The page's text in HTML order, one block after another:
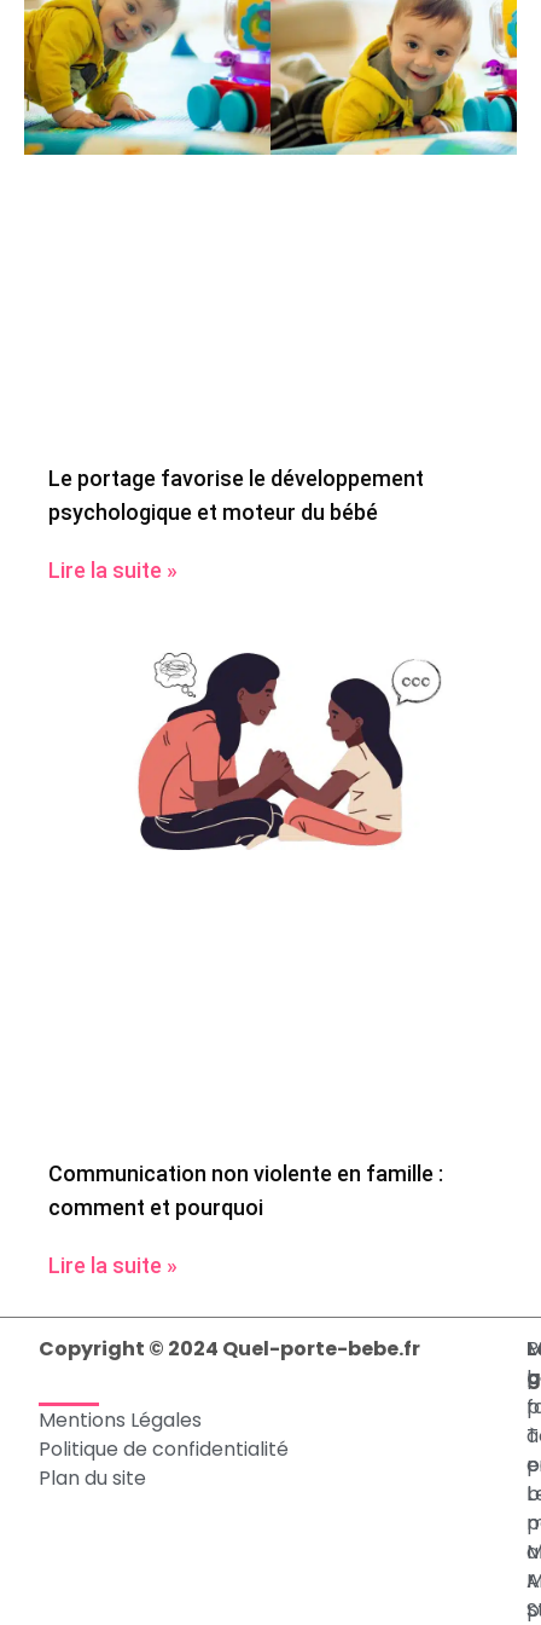
Le portage favorise le développement
psychologique et moteur du bébé
Lire la suite »
Communication non violente en famille :
comment et pourquoi
Lire la suite »
Copyright © 2024 Quel-porte-bebe.fr
Mentions Légales
Politique de confidentialité
Plan du site
à